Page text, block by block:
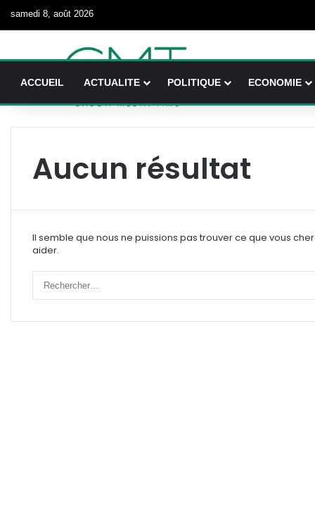
samedi 8, août 2026
ACCUEIL ACTUALITE POLITIQUE ECONOMIE
Aucun résultat
Il semble que nous ne puissions pas trouver ce que vous
aider.